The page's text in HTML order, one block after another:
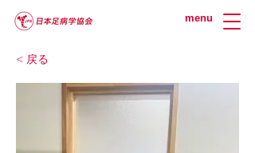
menu
< 戻る